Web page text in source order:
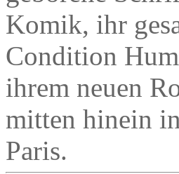
Komik, ihr
Condition
ihrem neuen
mitten hinein
Paris.